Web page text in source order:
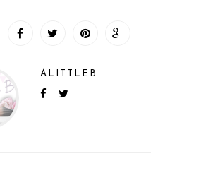
ALITTLEB